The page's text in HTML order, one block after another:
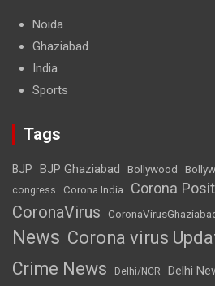
Noida
Ghaziabad
India
Sports
Tags
BJP BJP Ghaziabad Bollywood
congress Corona India Corona
CoronaVirus
News Corona virus
Crime News Delhi/NCR Delhi